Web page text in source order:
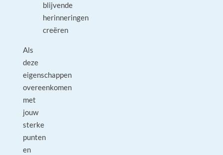
blijvende
herinneringen
creëren
Als
deze
eigenschappen
overeenkomen
met
jouw
sterke
punten
en